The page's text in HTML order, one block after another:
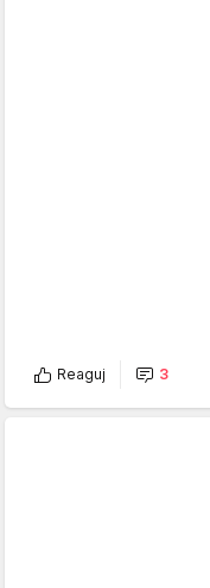
Reaguj 3